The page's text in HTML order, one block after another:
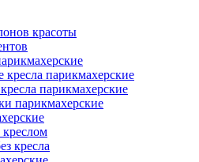
красоты
парикмахерские
парикмахерские
парикмахерские
кресла